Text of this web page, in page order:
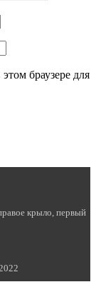
браузере для
крыло, первый